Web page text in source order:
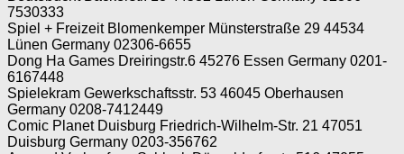
7530333
Spiel + Freizeit Blomenkemper Münsterstraße 29 44534
Lünen Germany 02306-6655
Dong Ha Games Dreiringstr.6 45276 Essen Germany 0201-
6167448
Spielekram Gewerkschaftsstr. 53 46045 Oberhausen
Germany 0208-7412449
Comic Planet Duisburg Friedrich-Wilhelm-Str. 21 47051
Duisburg Germany 0203-356762